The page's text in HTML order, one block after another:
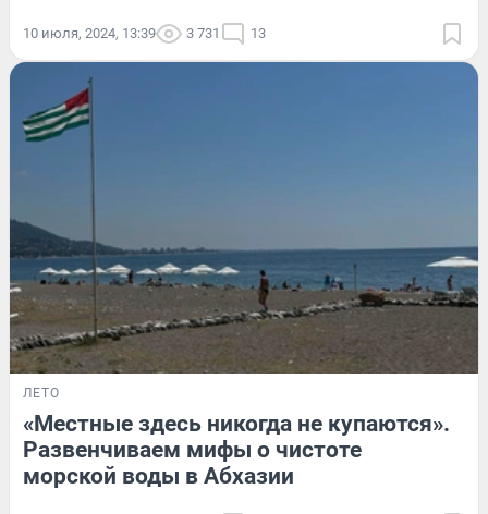
10 июля, 2024, 13:39 3 731 13
ЛЕТО
«Местные здесь никогда не купаются».
Развенчиваем мифы о чистоте
морской воды в Абхазии